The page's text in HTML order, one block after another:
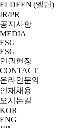
ELDEEN (엘딘)
IR/PR
공지사항
MEDIA
ESG
ESG
인권헌장
CONTACT
온라인문의
인재채용
오시는길
KOR
ENG